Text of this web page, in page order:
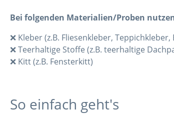
Bei folgenden Materialien/Proben
❌ Kleber (z.B. Fliesenkleber,
❌ Teerhaltige Stoffe (z.B. teerhaltige
❌ Kitt (z.B. Fensterkitt)
So einfach geht's